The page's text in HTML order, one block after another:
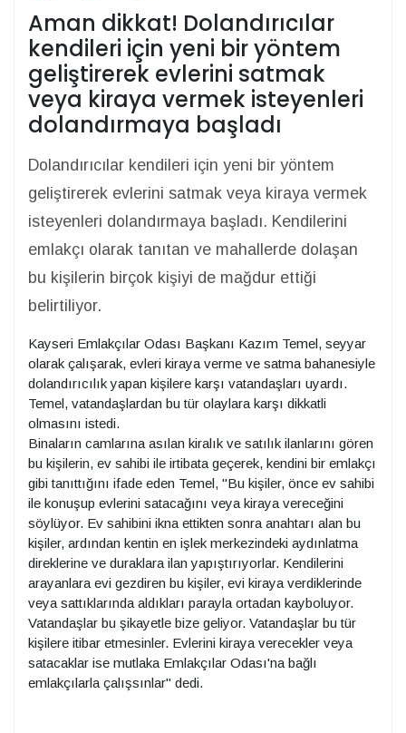
Aman dikkat! Dolandırıcılar
kendileri için yeni bir yöntem
geliştirerek evlerini satmak
veya kiraya vermek isteyenleri
dolandırmaya başladı
Dolandırıcılar kendileri için yeni bir yöntem
geliştirerek evlerini satmak veya kiraya vermek
isteyenleri dolandırmaya başladı. Kendilerini
emlakçı olarak tanıtan ve mahallerde dolaşan
bu kişilerin birçok kişiyi de mağdur ettiği
belirtiliyor.
Kayseri Emlakçılar Odası Başkanı Kazım Temel, seyyar
olarak çalışarak, evleri kiraya verme ve satma bahanesiyle
dolandırıcılık yapan kişilere karşı vatandaşları uyardı.
Temel, vatandaşlardan bu tür olaylara karşı dikkatli
olmasını istedi.
Binaların camlarına asılan kiralık ve satılık ilanlarını gören
bu kişilerin, ev sahibi ile irtibata geçerek, kendini bir emlakçı
gibi tanıttığını ifade eden Temel, "Bu kişiler, önce ev sahibi
ile konuşup evlerini satacağını veya kiraya vereceğini
söylüyor. Ev sahibini ikna ettikten sonra anahtarı alan bu
kişiler, ardından kentin en işlek merkezindeki aydınlatma
direklerine ve duraklara ilan yapıştırıyorlar. Kendilerini
arayanlara evi gezdiren bu kişiler, evi kiraya verdiklerinde
veya sattıklarında aldıkları parayla ortadan kayboluyor.
Vatandaşlar bu şikayetle bize geliyor. Vatandaşlar bu tür
kişilere itibar etmesinler. Evlerini kiraya verecekler veya
satacaklar ise mutlaka Emlakçılar Odası'na bağlı
emlakçılarla çalışsınlar" dedi.